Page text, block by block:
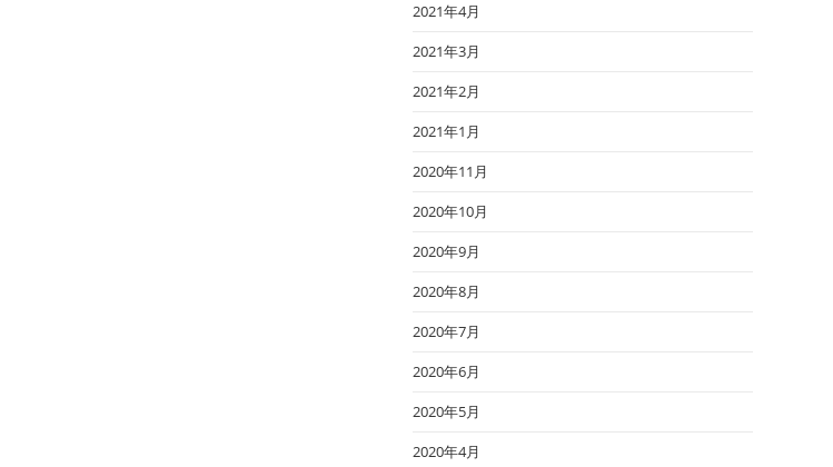
2021年4月
2021年3月
2021年2月
2021年1月
2020年11月
2020年10月
2020年9月
2020年8月
2020年7月
2020年6月
2020年5月
2020年4月